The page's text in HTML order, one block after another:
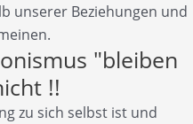
unserer Beziehungen und
"bleiben
!!
zu sich selbst ist und